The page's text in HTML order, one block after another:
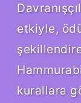
etkiyle,
kurallara